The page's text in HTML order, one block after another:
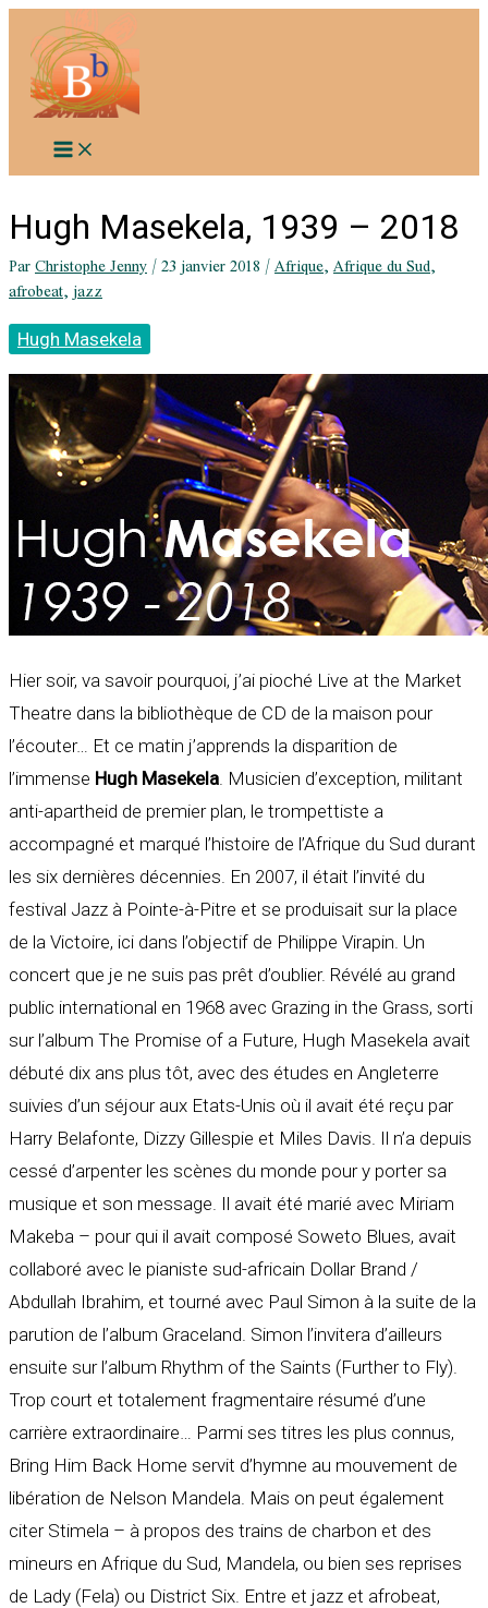
contenu
Hugh Masekela, 1939 – 2018
ParChristophe Jenny/23 janvier 2018/Afrique,Afrique du Sud,
afrobeat,jazz
Hugh Masekela
Hier soir, va savoir pourquoi, j’ai pioché Live at the Market
Theatre dans la bibliothèque de CD de la maison pour
l’écouter… Et ce matin j’apprends la disparition de
l’immense Hugh Masekela . Musicien d’exception, militant
anti-apartheid de premier plan, le trompettiste a
accompagné et marqué l’histoire de l’Afrique du Sud durant
les six dernières décennies. En 2007, il était l’invité du
festival Jazz à Pointe-à-Pitre et se produisait sur la place
de la Victoire, ici dans l’objectif de Philippe Virapin. Un
concert que je ne suis pas prêt d’oublier. Révélé au grand
public international en 1968 avec Grazing in the Grass, sorti
sur l’album The Promise of a Future, Hugh Masekela avait
débuté dix ans plus tôt, avec des études en Angleterre
suivies d’un séjour aux Etats-Unis où il avait été reçu par
Harry Belafonte, Dizzy Gillespie et Miles Davis. Il n’a depuis
cessé d’arpenter les scènes du monde pour y porter sa
musique et son message. Il avait été marié avec Miriam
Makeba – pour qui il avait composé Soweto Blues, avait
collaboré avec le pianiste sud-africain Dollar Brand /
Abdullah Ibrahim, et tourné avec Paul Simon à la suite de la
parution de l’album Graceland. Simon l’invitera d’ailleurs
ensuite sur l’album Rhythm of the Saints (Further to Fly).
Trop court et totalement fragmentaire résumé d’une
carrière extraordinaire… Parmi ses titres les plus connus,
Bring Him Back Home servit d’hymne au mouvement de
libération de Nelson Mandela. Mais on peut également
citer Stimela – à propos des trains de charbon et des
mineurs en Afrique du Sud, Mandela, ou bien ses reprises
de Lady (Fela) ou District Six. Entre et jazz et afrobeat,